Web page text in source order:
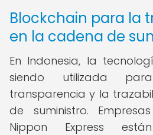
Blockchain para la
en la cadena de
En Indonesia, la
siendo utilizada
transparencia y la
de suministro.
Nippon Express